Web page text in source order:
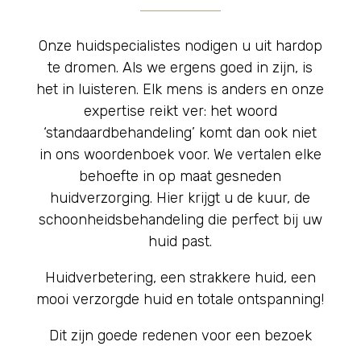
Onze huidspecialistes nodigen u uit hardop
te dromen. Als we ergens goed in zijn, is
het in luisteren. Elk mens is anders en onze
expertise reikt ver: het woord
‘standaardbehandeling’ komt dan ook niet
in ons woordenboek voor. We vertalen elke
behoefte in op maat gesneden
huidverzorging. Hier krijgt u de kuur, de
schoonheidsbehandeling die perfect bij uw
huid past.
Huidverbetering, een strakkere huid, een
mooi verzorgde huid en totale ontspanning!
Dit zijn goede redenen voor een bezoek